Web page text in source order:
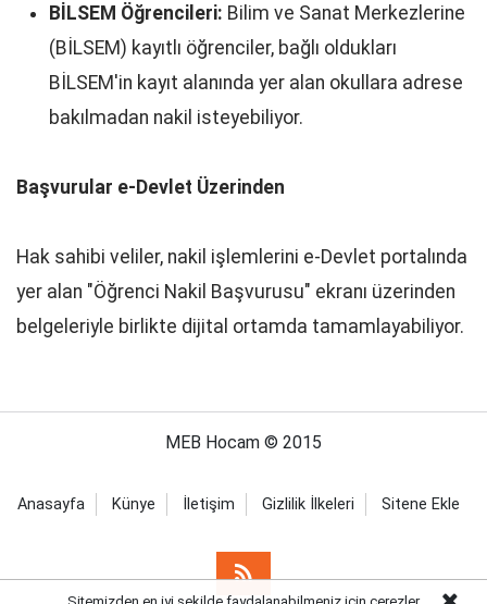
BİLSEM Öğrencileri: Bilim ve Sanat Merkezlerine
(BİLSEM) kayıtlı öğrenciler, bağlı oldukları
BİLSEM'in kayıt alanında yer alan okullara adrese
bakılmadan nakil isteyebiliyor.
Başvurular e-Devlet Üzerinden
Hak sahibi veliler, nakil işlemlerini e-Devlet portalında
yer alan "Öğrenci Nakil Başvurusu" ekranı üzerinden
belgeleriyle birlikte dijital ortamda tamamlayabiliyor.
MEB Hocam © 2015
Anasayfa Künye İletişim Gizlilik İlkeleri Sitene Ekle